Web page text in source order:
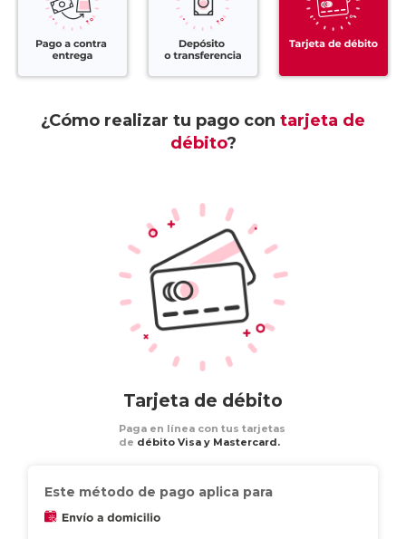
¿Cómo realizar tu pago con tarjeta de
débito?
Tarjeta de débito
Paga en línea con tus tarjetas
de débito Visa y Mastercard.
Este método de pago aplica para